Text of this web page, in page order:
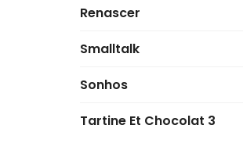
Renascer
Smalltalk
Sonhos
Tartine Et Chocolat 3